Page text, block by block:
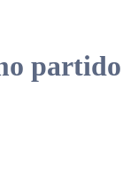
partido